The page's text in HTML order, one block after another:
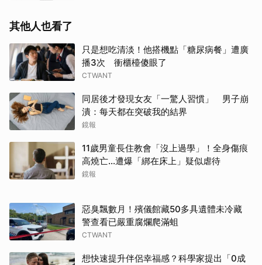
其他人也看了
只是想吃清淡！他搭機點「糖尿病餐」遭廣
播3次 衝櫃檯傻眼了
CTWANT
同居後才發現女友「一驚人習慣」 男子崩
潰：每天都在突破我的結界
鏡報
11歲男童長住教會「沒上過學」！全身傷痕
高燒亡…遭爆「綁在床上」疑似虐待
鏡報
惡臭飄數月！殯儀館藏50多具遺體未冷藏
警查看已嚴重腐爛爬滿蛆
CTWANT
想快速提升伴侶幸福感？科學家提出「0成